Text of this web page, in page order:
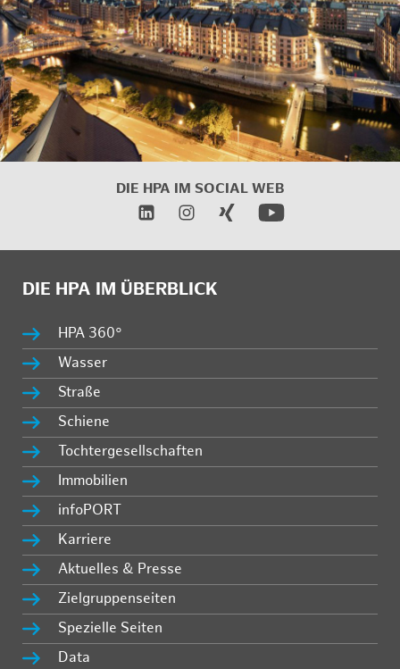
DIE HPA IM SOCIAL WEB
DIE HPA IM ÜBERBLICK
HPA 360°
Wasser
Straße
Schiene
Tochtergesellschaften
Immobilien
infoPORT
Karriere
Aktuelles & Presse
Zielgruppenseiten
Spezielle Seiten
Data